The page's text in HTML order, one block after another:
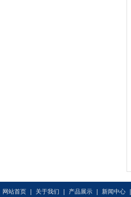
网站首页 关于我们 产品展示 新闻中心